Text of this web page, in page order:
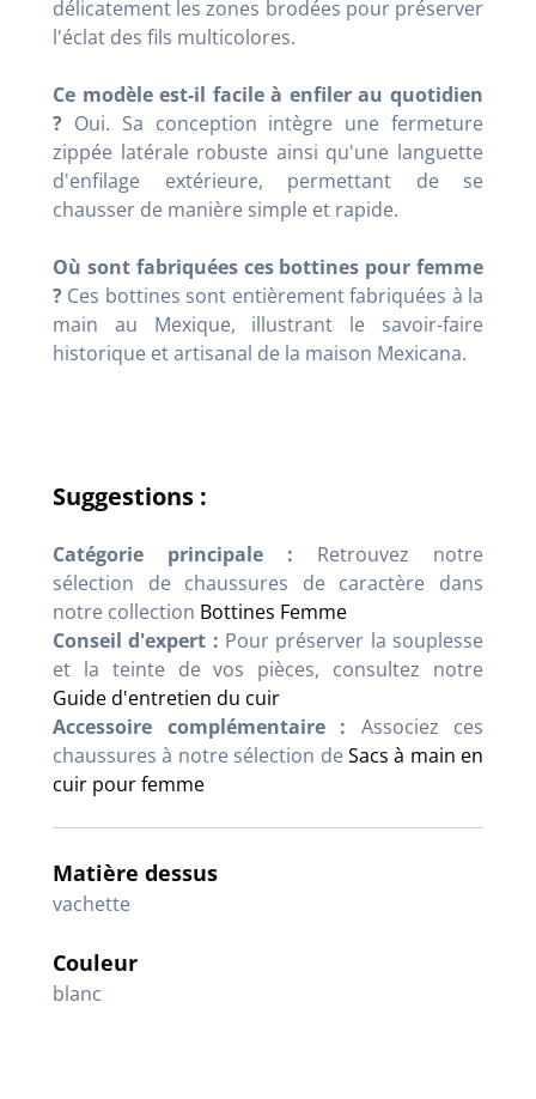
délicatement les zones brodées pour préserver
l'éclat des fils multicolores.
Ce modèle est-il facile à enfiler au quotidien
? Oui. Sa conception intègre une fermeture
zippée latérale robuste ainsi qu'une languette
d'enfilage extérieure, permettant de se
chausser de manière simple et rapide.
Où sont fabriquées ces bottines pour femme
? Ces bottines sont entièrement fabriquées à la
main au Mexique, illustrant le savoir-faire
historique et artisanal de la maison Mexicana.
Suggestions :
Catégorie principale : Retrouvez notre
sélection de chaussures de caractère dans
notre collection Bottines Femme
Conseil d'expert : Pour préserver la souplesse
et la teinte de vos pièces, consultez notre
Guide d'entretien du cuir
Accessoire complémentaire : Associez ces
chaussures à notre sélection deSacs à main en
cuir pour femme
Matière dessus
vachette
Couleur
blanc